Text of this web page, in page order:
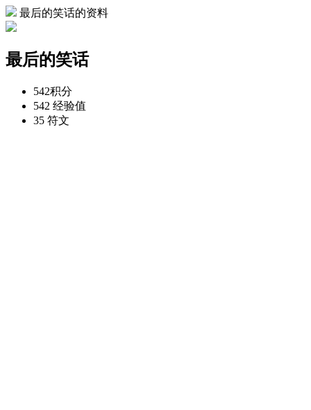
最后的笑话的资料
最后的笑话
542积分
542 经验值
35 符文